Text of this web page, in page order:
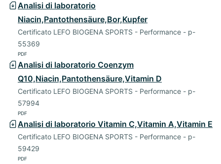
Analisi di laboratorio
Niacin,Pantothensäure,Bor,Kupfer
Certificato LEFO BIOGENA SPORTS - Performance - p-
55369
PDF
Analisi di laboratorio Coenzym
Q10,Niacin,Pantothensäure,Vitamin D
Certificato LEFO BIOGENA SPORTS - Performance - p-
57994
PDF
Analisi di laboratorio Vitamin C,Vitamin A,Vitamin E
Certificato LEFO BIOGENA SPORTS - Performance - p-
59429
PDF